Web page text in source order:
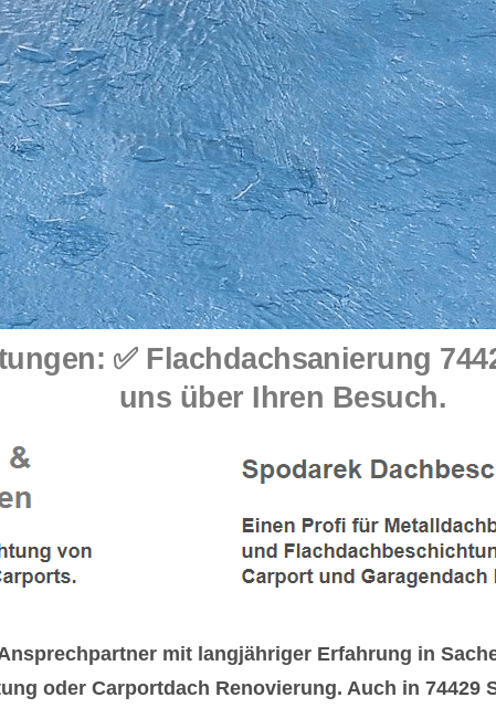
✅ Flachdachsanierung
uns über Ihren Besuch.
mit langjähriger Erfahrung in
oder Carportdach Renovierung. Auch in 74429